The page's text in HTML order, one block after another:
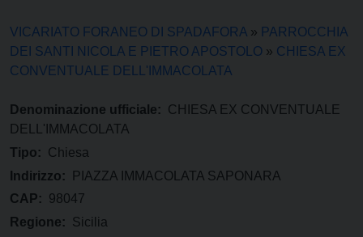
VICARIATO FORANEO DI SPADAFORA » PARROCCHIA
DEI SANTI NICOLA E PIETRO APOSTOLO » CHIESA EX
CONVENTUALE DELL'IMMACOLATA
Denominazione ufficiale: CHIESA EX CONVENTUALE
DELL'IMMACOLATA
Tipo: Chiesa
Indirizzo:
PIAZZA IMMACOLATA SAPONARA
CAP: 98047
Regione: Sicilia